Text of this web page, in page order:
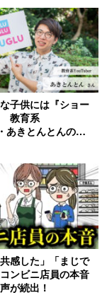
子供には『ショー
教育系
あきとんとんの戦
共感した」「まじで
ンビニ店員の本音
が続出！